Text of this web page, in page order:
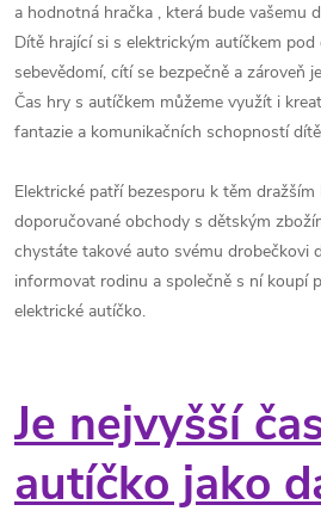
a hodnotná hračka , která bude vašemu
Dítě hrající si s elektrickým autíčkem
sebevědomí, cítí se bezpečně a zároveň
Čas hry s autíčkem můžeme využít i
fantazie a komunikačních schopností
Elektrické patří bezesporu k těm dražším
doporučované obchody s dětským
chystáte takové auto svému drobečkovi
informovat rodinu a společně s ní koupí
elektrické autíčko.
Je nejvyšší
autíčko jako